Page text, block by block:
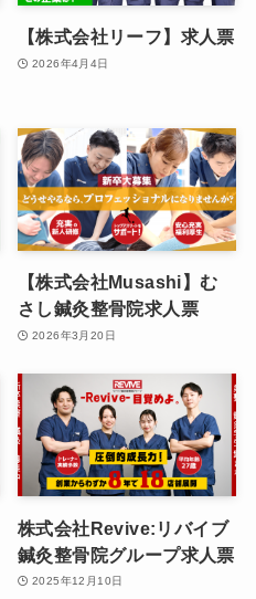
【株式会社リーフ】求人票
2026年4月4日
【株式会社Musashi】む
さし鍼灸整骨院求人票
2026年3月20日
株式会社Revive:リバイブ
鍼灸整骨院グループ求人票
2025年12月10日